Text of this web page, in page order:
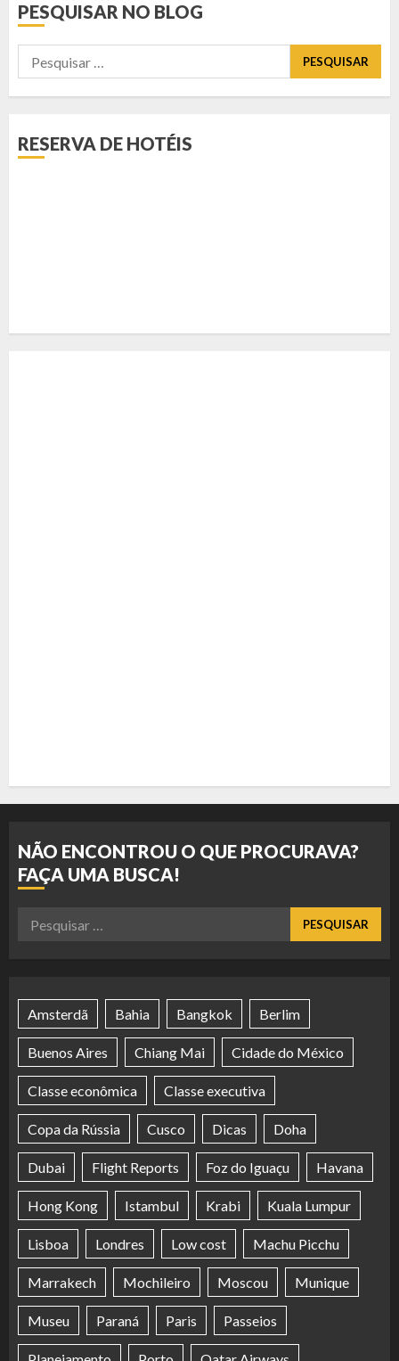
PESQUISAR NO BLOG
Pesquisar
por:
RESERVA DE HOTÉIS
NÃO ENCONTROU O QUE PROCURAVA?
FAÇA UMA BUSCA!
Pesquisar
Amsterdã Bahia Bangkok Berlim
Buenos Aires Chiang Mai Cidade do México
Classe econômica Classe executiva
Copa da Rússia Cusco Dicas Doha
Dubai Flight Reports Foz do Iguaçu Havana
Hong Kong Istambul Krabi Kuala Lumpur
Lisboa Londres Low cost Machu Picchu
Marrakech Mochileiro Moscou Munique
Museu Paraná Paris Passeios